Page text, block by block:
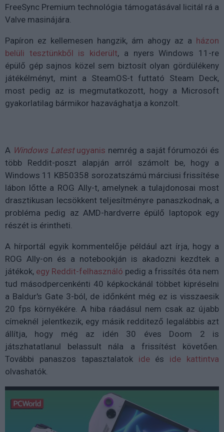
FreeSync Premium technológia támogatásával licitál rá a
Valve masinájára.
Papíron ez kellemesen hangzik, ám ahogy az a házon
belüli tesztünkből is kiderült, a nyers Windows 11-re
épülő gép sajnos közel sem biztosít olyan gördülékeny
játékélményt, mint a SteamOS-t futtató Steam Deck,
most pedig az is megmutatkozott, hogy a Microsoft
gyakorlatilag bármikor hazavághatja a konzolt.
A Windows Latestugyanis nemrég a saját fórumozói és
több Reddit-poszt alapján arról számolt be, hogy a
Windows 11 KB50358 sorozatszámú márciusi frissítése
lábon lőtte a ROG Ally-t, amelynek a tulajdonosai most
drasztikusan lecsökkent teljesítményre panaszkodnak, a
probléma pedig az AMD-hardverre épülő laptopok egy
részét is érintheti.
A hírportál egyik kommentelője például azt írja, hogy a
ROG Ally-on és a notebookján is akadozni kezdtek a
játékok, egy Reddit-felhasználó pedig a frissítés óta nem
tud másodpercenkénti 40 képkockánál többet kipréselni
a Baldur's Gate 3-ból, de időnként még ez is visszaesik
20 fps környékére. A hiba ráadásul nem csak az újabb
címeknél jelentkezik, egy másik redditező legalábbis azt
állítja, hogy még az idén 30 éves Doom 2 is
játszhatatlanul belassult nála a frissítést követően.
További panaszos tapasztalatok ideés ide kattintva
olvashatók.